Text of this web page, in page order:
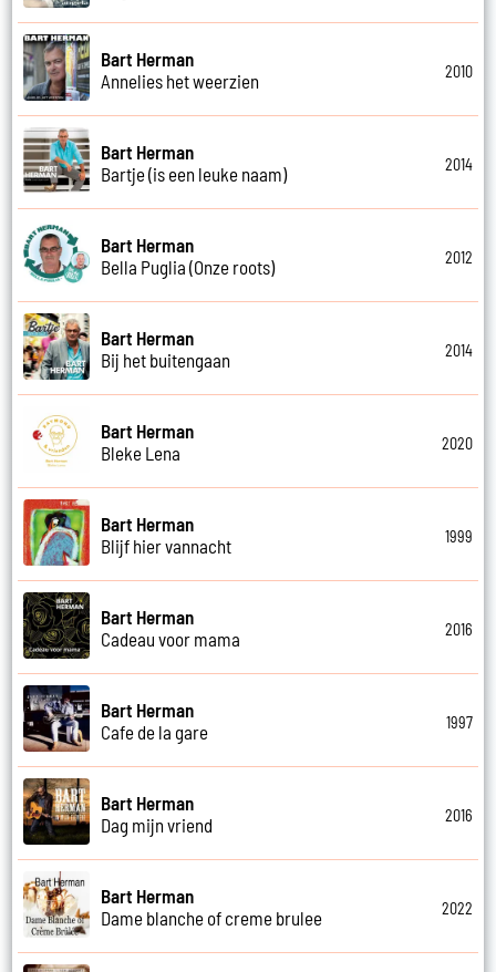
Bart Herman
Annelies het weerzien
2010
Bart Herman
Bartje (is een leuke naam)
2014
Bart Herman
Bella Puglia (Onze roots)
2012
Bart Herman
Bij het buitengaan
2014
Bart Herman
Bleke Lena
2020
Bart Herman
Blijf hier vannacht
1999
Bart Herman
Cadeau voor mama
2016
Bart Herman
Cafe de la gare
1997
Bart Herman
Dag mijn vriend
2016
Bart Herman
Dame blanche of creme brulee
2022